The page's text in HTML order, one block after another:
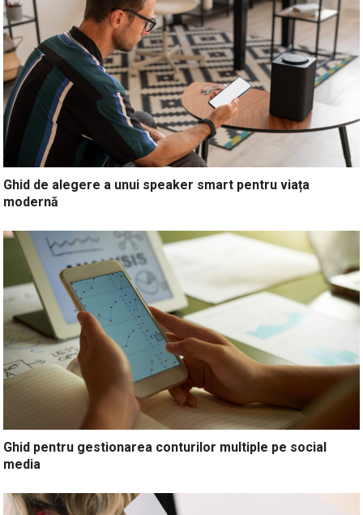
Ghid de alegere a unui speaker smart pentru viața
modernă
Ghid pentru gestionarea conturilor multiple pe social
media